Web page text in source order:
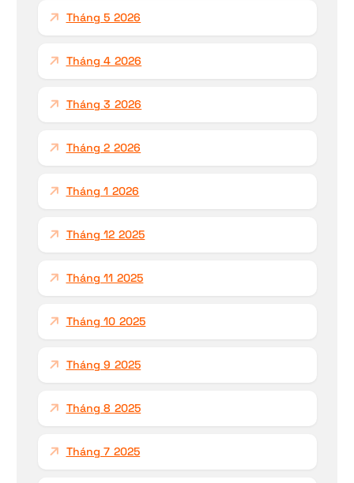
Tháng 5 2026
Tháng 4 2026
Tháng 3 2026
Tháng 2 2026
Tháng 1 2026
Tháng 12 2025
Tháng 11 2025
Tháng 10 2025
Tháng 9 2025
Tháng 8 2025
Tháng 7 2025